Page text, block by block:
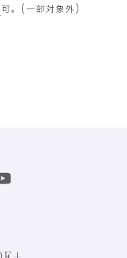
可。(一部対象外)